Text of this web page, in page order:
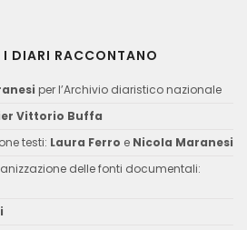
I DIARI RACCONTANO
per l’Archivio diaristico nazionale
Vittorio Buffa
testi: Laura Ferro e Nicola Maranesi
delle fonti documentali: